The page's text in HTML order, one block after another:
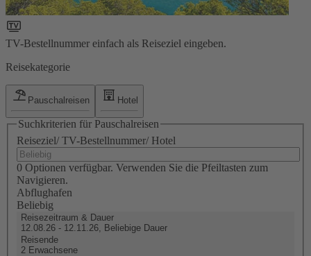
TV-Bestellnummer einfach als Reiseziel eingeben.
Reisekategorie
Pauschalreisen Hotel
Suchkriterien für Pauschalreisen
Reiseziel/ TV-Bestellnummer/ Hotel
0 Optionen verfügbar. Verwenden Sie die Pfeiltasten zum
Navigieren.
Abflughafen
Beliebig
Reisezeitraum & Dauer
12.08.26 - 12.11.26, Beliebige Dauer
Reisende
2 Erwachsene